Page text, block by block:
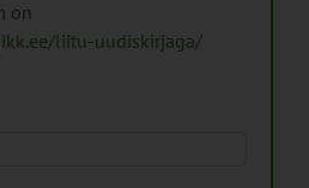
on
liitu-uudiskirjaga/